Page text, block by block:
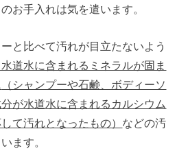
お手入れは気を遣います。
と比べて汚れが目立たないよう
水道水に含まれるミネラルが固ま
（シャンプーや石鹸、ボディーソ
が水道水に含まれるカルシウム
て汚れとなったもの） などの汚
ます。